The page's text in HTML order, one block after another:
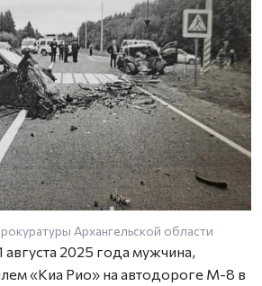
Архангельской области
августа 2025 года мужчина,
«Киа Рио» на автодороге М-8 в